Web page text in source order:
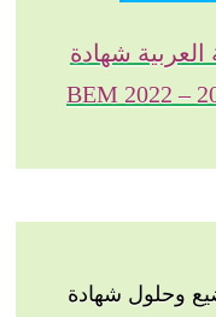
شهادة
وحلول شهادة